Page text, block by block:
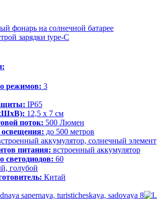
фонарь на солнечной батарее
зарядки type-C
режимов: 3
IP65
12,5 х 7 см
поток: 500 Люмен
освещения: до 500 метров
аккумулятор, солнечный элемент
питания: встроенный аккумулятор
светодиодов: 60
голубой
Китай